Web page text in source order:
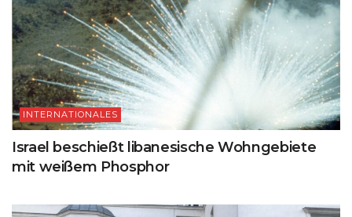
INTERNATIONALES
Israel beschießt libanesische Wohngebiete
mit weißem Phosphor